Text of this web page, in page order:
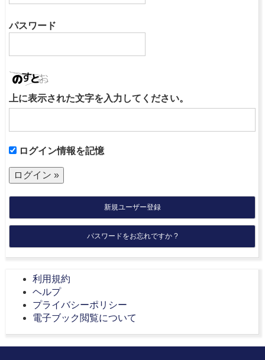
パスワード
上に表示された文字を入力してください。
ログイン情報を記憶
新規ユーザー登録
パスワードをお忘れですか ?
利用規約
ヘルプ
プライバシーポリシー
電子ブック閲覧について